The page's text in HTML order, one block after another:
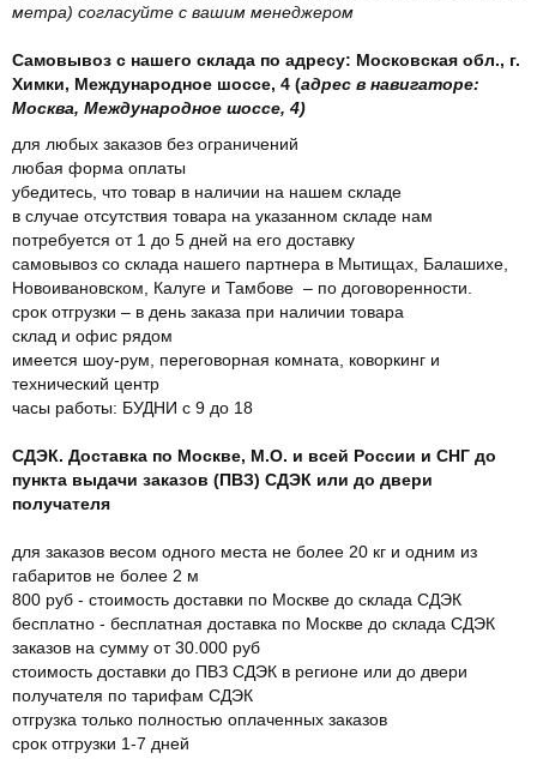
метра) согласуйте с вашим менеджером
Самовывоз с нашего склада по адресу: Московская обл., г.
Химки, Международное шоссе, 4 (адрес в навигаторе:
Москва, Международное шоссе, 4)
для любых заказов без ограничений
любая форма оплаты
убедитесь, что товар в наличии на нашем складе
в случае отсутствия товара на указанном складе нам
потребуется от 1 до 5 дней на его доставку
самовывоз со склада нашего партнера в Мытищах, Балашихе,
Новоивановском, Калуге и Тамбове – по договоренности.
срок отгрузки – в день заказа при наличии товара
склад и офис рядом
имеется шоу-рум, переговорная комната, коворкинг и
технический центр
часы работы: БУДНИ с 9 до 18
СДЭК. Доставка по Москве, М.О. и всей России и СНГ до
пункта выдачи заказов (ПВЗ) СДЭК или до двери
получателя
для заказов весом одного места не более 20 кг и одним из
габаритов не более 2 м
800 руб - стоимость доставки по Москве до склада СДЭК
бесплатно - бесплатная доставка по Москве до склада СДЭК
заказов на сумму от 30.000 руб
стоимость доставки до ПВЗ СДЭК в регионе или до двери
получателя по тарифам СДЭК
отгрузка только полностью оплаченных заказов
срок отгрузки 1-7 дней